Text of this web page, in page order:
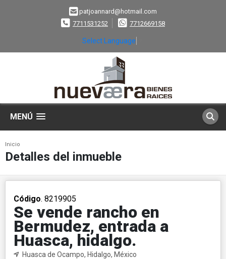
patjoannard@hotmail.com
7711531252
7712669158
Select Language
MENÚ
Inicio
Detalles del inmueble
Código. 8219905
Se vende rancho en
Bermudez, entrada a
Huasca, hidalgo.
Huasca de Ocampo, Hidalgo, México